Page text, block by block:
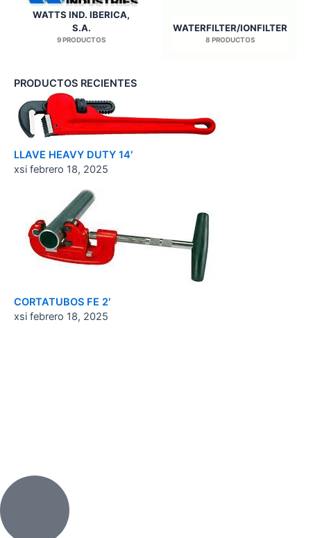
WATTS IND. IBERICA,
S.A.
9 PRODUCTOS
WATERFILTER/IONFILTER
8 PRODUCTOS
PRODUCTOS RECIENTES
LLAVE HEAVY DUTY 14′
xsi febrero 18, 2025
CORTATUBOS FE 2′
xsi febrero 18, 2025